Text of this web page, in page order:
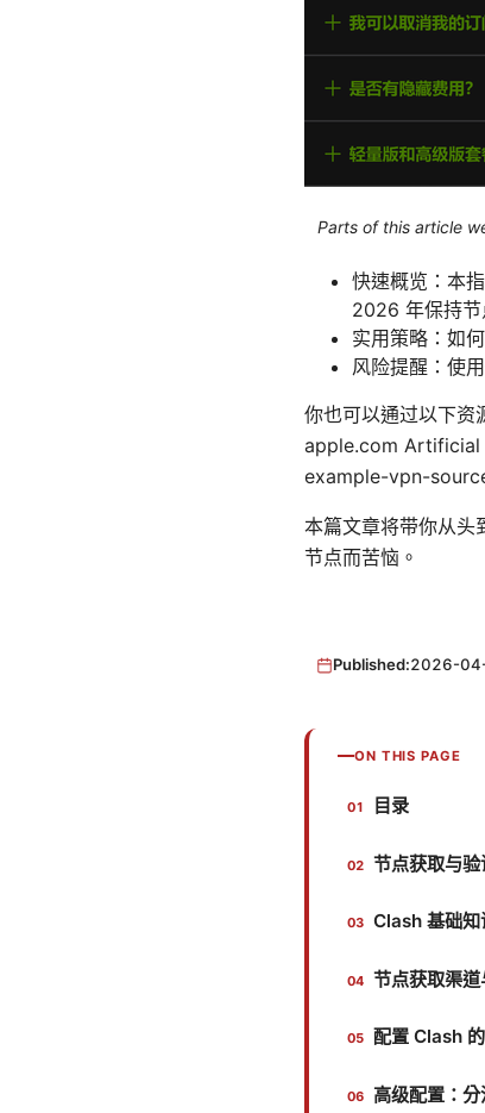
Parts of this article
快速概览：本
2026 年保持节
实用策略：如
风险提醒：使
你也可以通过以下
apple.com
example-vpn-
本篇文章将带你从头
节点而苦恼。
Published:2026-
ON THIS PAGE
目录
节点获取与验
Clash 基础知
节点获取渠
配置 Clash
高级配置：